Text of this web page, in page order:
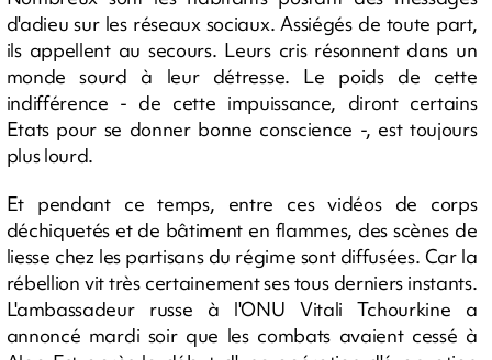
d'adieu sur les réseaux sociaux. Assiégés de toute part,
ils appellent au secours. Leurs cris résonnent dans un
monde sourd à leur détresse. Le poids de cette
indifférence - de cette impuissance, diront certains
Etats pour se donner bonne conscience -, est toujours
plus lourd.
Et pendant ce temps, entre ces vidéos de corps
déchiquetés et de bâtiment en flammes, des scènes de
liesse chez les partisans du régime sont diffusées. Car la
rébellion vit très certainement ses tous derniers instants.
L'ambassadeur russe à l'ONU Vitali Tchourkine a
annoncé mardi soir que les combats avaient cessé à